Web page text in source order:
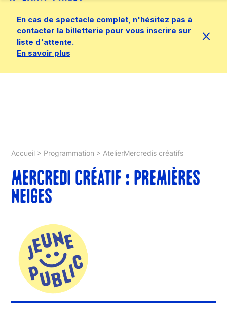
En cas de spectacle complet, n'hésitez pas à
contacter la billetterie pour vous inscrire sur
liste d'attente.
En savoir plus
Accueil > Programmation > AtelierMercredis créatifs
MERCREDI CRÉATIF : PREMIÈRES
NEIGES